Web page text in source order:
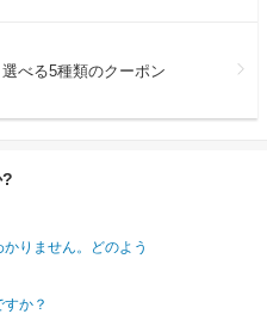
べる5種類のクーポン
りません。どのよう
か？